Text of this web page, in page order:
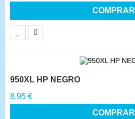
COMPRAR
950XL HP NEGRO
Precio
8,95 €
COMPRAR